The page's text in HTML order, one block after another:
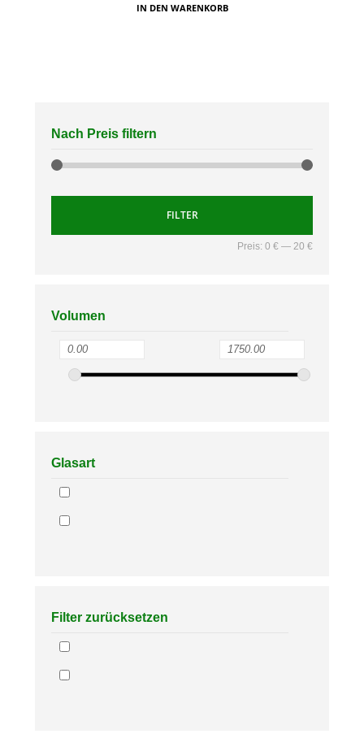
IN DEN WARENKORB
Nach Preis filtern
FILTER
Preis:0 € —20 €
Volumen
Glasart
Filter zurücksetzen